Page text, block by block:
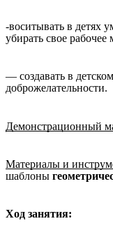
-воситывать в детях
убирать свое рабочее
— создавать в
доброжелательности.
Демонстрационный
Материалы и
шаблоны
Ход занятия: